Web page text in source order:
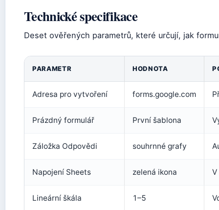
Technické specifikace
Deset ověřených parametrů, které určují, jak
PARAMETR HODNOTA
Adresa pro vytvoření forms.google.com
Prázdný formulář První šablona
Záložka Odpovědi souhrnné grafy
Napojení Sheets zelená ikona
Lineární škála 1–5